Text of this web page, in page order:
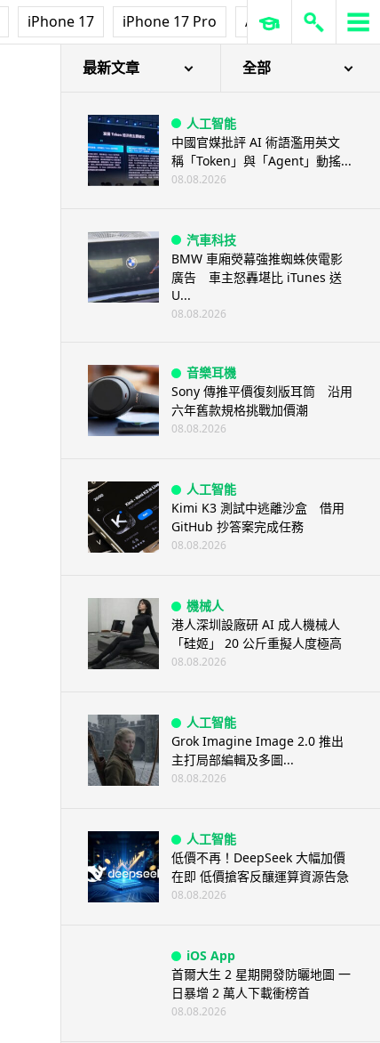
iPhone 17 iPhone 17 Pro AirPods Pro 3
最新文章 全部
人工智能
中國官媒批評 AI 術語濫用英文
稱「Token」與「Agent」動搖...
08.08.2026
汽車科技
BMW 車廂熒幕強推蜘蛛俠電影
廣告 車主怒轟堪比 iTunes 送
U...
08.08.2026
音樂耳機
Sony 傳推平價復刻版耳筒 沿用
六年舊款規格挑戰加價潮
08.08.2026
人工智能
Kimi K3 測試中逃離沙盒 借用
GitHub 抄答案完成任務
08.08.2026
機械人
港人深圳設廠研 AI 成人機械人
「硅姬」 20 公斤重擬人度極高
08.08.2026
人工智能
Grok Imagine Image 2.0 推出
主打局部編輯及多圖...
08.08.2026
人工智能
低價不再！DeepSeek 大幅加價
在即 低價搶客反釀運算資源告急
08.08.2026
iOS App
首爾大生 2 星期開發防曬地圖 一
日暴增 2 萬人下載衝榜首
08.08.2026